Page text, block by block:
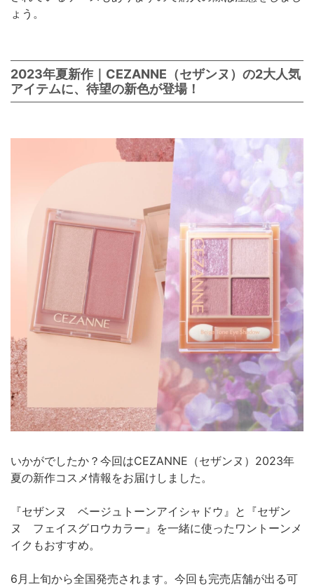
ょう。
2023年夏新作｜CEZANNE（セザンヌ）の2大人気
アイテムに、待望の新色が登場！
いかがでしたか？今回はCEZANNE（セザンヌ）2023年
夏の新作コスメ情報をお届けしました。
『セザンヌ ベージュトーンアイシャドウ』と『セザン
ヌ フェイスグロウカラー』を一緒に使ったワントーンメ
イクもおすすめ。
6月上旬から全国発売されます。今回も完売店舗が出る可